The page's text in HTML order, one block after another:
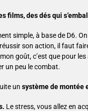
films, des dés qui
simple, à base de D6.
son action, il faut
goût, c’est que pour
un peu le combat.
unsystème de montée
Le stress, vous allez en